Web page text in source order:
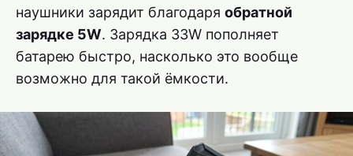
наушники зарядит благодаря обратной
зарядке 5W. Зарядка 33W пополняет
батарею быстро, насколько это вообще
возможно для такой ёмкости.